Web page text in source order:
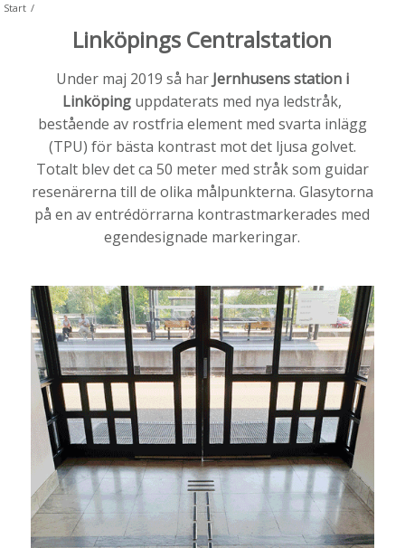
Start /
Linköpings Centralstation
Under maj 2019 så har Jernhusens station i
Linköping uppdaterats med nya ledstråk,
bestående av rostfria element med svarta inlägg
(TPU) för bästa kontrast mot det ljusa golvet.
Totalt blev det ca 50 meter med stråk som guidar
resenärerna till de olika målpunkterna. Glasytorna
på en av entrédörrarna kontrastmarkerades med
egendesignade markeringar.